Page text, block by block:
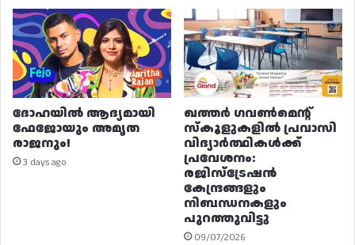
ദോഹയിൽ ആദ്യമായി
ഫേജോയും അമൃത
രാജനും!
3 days ago
ഖത്തർ ഗവൺമെന്റ്
സ്കൂളുകളിൽ പ്രവാസി
വിദ്യാർത്ഥികൾക്ക്
പ്രവേശനം:
രജിസ്ട്രേഷൻ
കേന്ദ്രങ്ങളും
നിബന്ധനകളും
പുറത്തുവിട്ടു
09/07/2026